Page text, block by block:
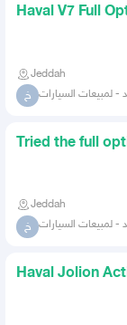
Haval V7 Full
Prices for Cash
Jeddah
خ - لمبيعات السيارات
Tried the full
Jeddah
خ - لمبيعات السيارات
Haval Jolion